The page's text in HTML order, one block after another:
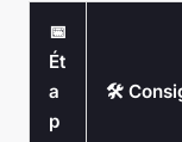
📅
Ét
a
p
🛠️